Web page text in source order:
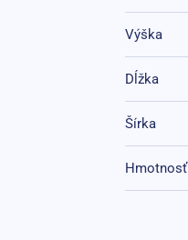
Výška
Dĺžka
Šírka
Hmotnosť